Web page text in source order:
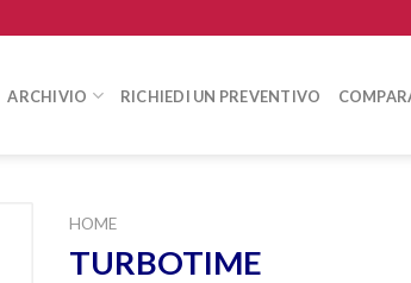
ARCHIVIO RICHIEDI UN PREVENTIVO
HOME
TURBOTIME